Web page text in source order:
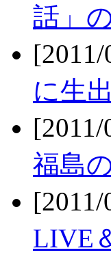
話」
に生
福島
LIVE